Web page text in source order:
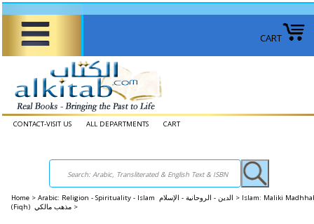
CART
CONTACT-VISIT US ALL DEPARTMENTS CART
Home > Arabic: Religion - Spirituality - Islam الدين - الروحانية - الإسلام > Islam: Maliki
(Fiqh) مذهب مالكي >